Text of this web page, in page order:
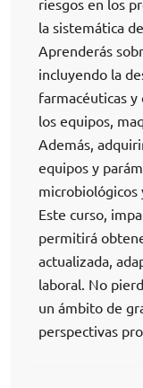
riesgos en los
la sistemática
Aprenderás
incluyendo la
farmacéuticas y
los equipos,
Además,
equipos y
microbiológicos
Este curso,
permitirá
actualizada,
laboral. No
un ámbito de
perspectivas